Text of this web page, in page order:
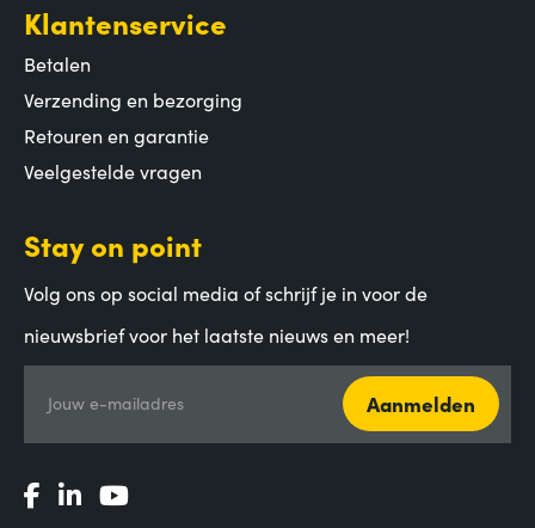
Klantenservice
Betalen
Verzending en bezorging
Retouren en garantie
Veelgestelde vragen
Stay on point
Volg ons op social media of schrijf je in voor de
nieuwsbrief voor het laatste nieuws en meer!
Jouw e-mailadres Aanmelden